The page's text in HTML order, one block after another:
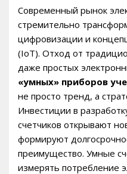
Современный рынок
стремительно
цифровизации и
(IoT). Отход от
даже простых
«умных» приборов
не просто тренд, а
Инвестиции в
счетчиков открывают
формируют
преимущество. Умные
измерять потребление